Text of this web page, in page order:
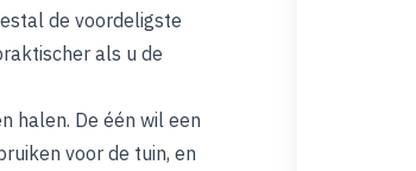
de voordeligste
als u de
halen. De één wil een
voor de tuin, en